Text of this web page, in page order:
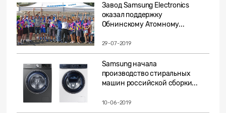
Завод Samsung Electronics
оказал поддержку
Обнинскому Атомному...
29-07-2019
Samsung начала
производство стиральных
машин российской сборки...
10-06-2019